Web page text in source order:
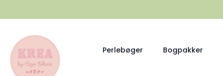
Perlebøger Bogpakker